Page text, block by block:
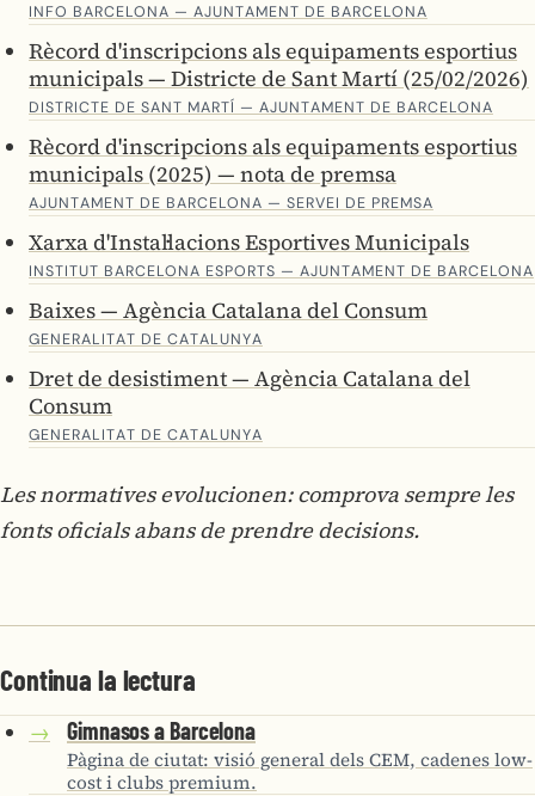
INFO BARCELONA — AJUNTAMENT DE BARCELONA
Rècord d'inscripcions als equipaments esportius
municipals — Districte de Sant Martí (25/02/2026)
DISTRICTE DE SANT MARTÍ — AJUNTAMENT DE BARCELONA
Rècord d'inscripcions als equipaments esportius
municipals (2025) — nota de premsa
AJUNTAMENT DE BARCELONA — SERVEI DE PREMSA
Xarxa d'Instal·lacions Esportives Municipals
INSTITUT BARCELONA ESPORTS — AJUNTAMENT DE BARCELONA
Baixes — Agència Catalana del Consum
GENERALITAT DE CATALUNYA
Dret de desistiment — Agència Catalana del
Consum
GENERALITAT DE CATALUNYA
Les normatives evolucionen: comprova sempre les
fonts oficials abans de prendre decisions.
Continua la lectura
→ Gimnasos a Barcelona
Pàgina de ciutat: visió general dels CEM, cadenes low-
cost i clubs premium.